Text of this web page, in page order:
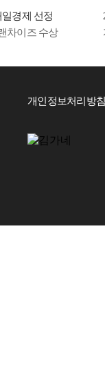
선정
수상
2019
자랑
개인정보처리방침